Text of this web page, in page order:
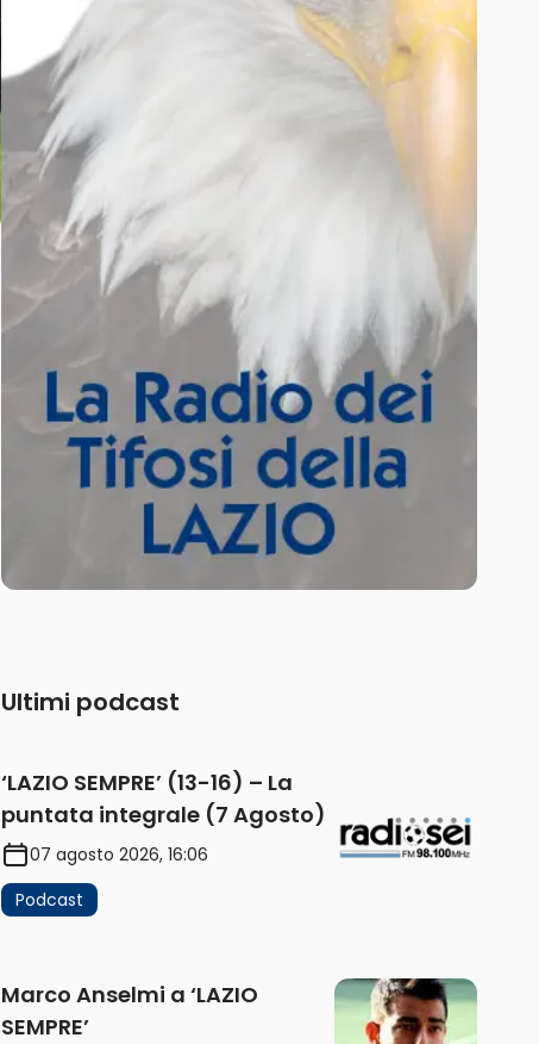
Ultimi podcast
‘LAZIO SEMPRE’ (13-16) – La
puntata integrale (7 Agosto)
07 agosto 2026, 16:06
Podcast
Marco Anselmi a ‘LAZIO
SEMPRE’